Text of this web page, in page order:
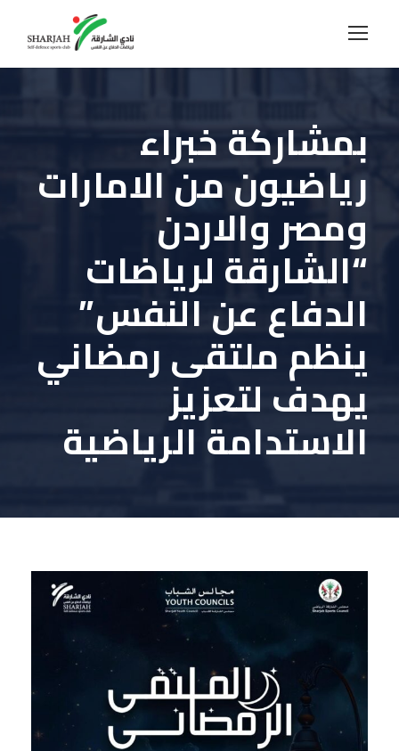
بمشاركة خبراء
رياضيون من الامارات
ومصر والاردن
“الشارقة لرياضات
الدفاع عن النفس”
ينظم ملتقى رمضاني
يهدف لتعزيز
الاستدامة الرياضية